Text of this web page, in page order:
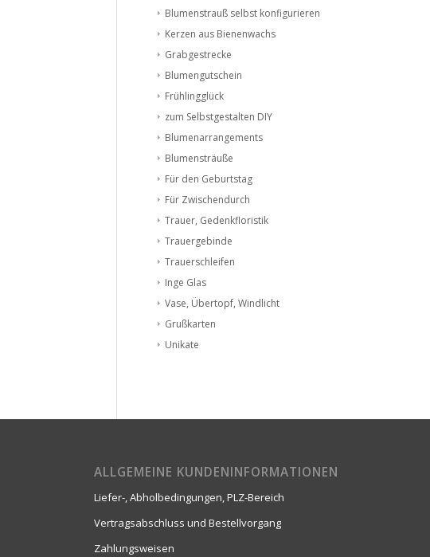
Blumenstrauß selbst konfigurieren
Kerzen aus Bienenwachs
Grabgestrecke
Blumengutschein
Frühlingglück
zum Selbstgestalten DIY
Blumenarrangements
Blumensträuße
Für den Geburtstag
Für Zwischendurch
Trauer, Gedenkfloristik
Trauergebinde
Trauerschleifen
Inge Glas
Vase, Übertopf, Windlicht
Grußkarten
Unikate
ALLGEMEINE KUNDENINFORMATIONEN
Liefer-, Abholbedingungen, PLZ-Bereich
Vertragsabschluss und Bestellvorgang
Zahlungsweisen